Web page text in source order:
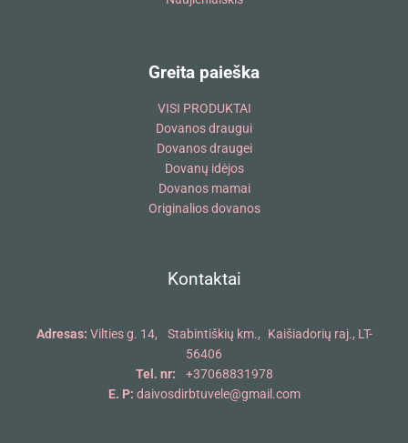
Greita paieška
VISI PRODUKTAI
Dovanos draugui
Dovanos draugei
Dovanų idėjos
Dovanos mamai
Originalios dovanos
Kontaktai
Adresas: Vilties g. 14, Stabintiškių km., Kaišiadorių raj., LT-
56406
Tel. nr:
+37068831978
E. P: daivosdirbtuvele@gmail.com